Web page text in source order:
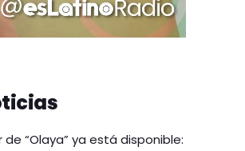
“Olaya” ya está disponible: